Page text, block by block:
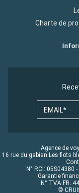
Charte de
EMAIL*
Agence de
16 rue du gabian Les flots
N° RCI: 05S04380
Garantie
N° TVA FR.
©